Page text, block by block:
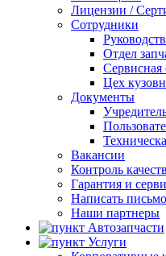
Лицензии /
Сотрудники
Отдел
Сервисная
Цех
Документы
Вакансии
Контроль
Гарантия и
Написать
Наши партнеры
Автозапчасти
Услуги